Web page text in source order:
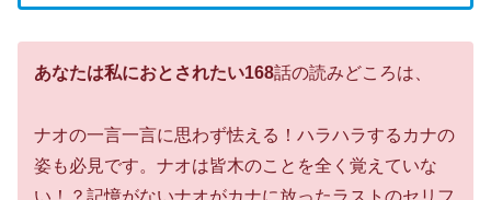
あなたは私におとされたい168話の読みどころは、
ナオの一言一言に思わず怯える！ハラハラするカナの
姿も必見です。ナオは皆木のことを全く覚えていな
い！？記憶がないナオがカナに放ったラストのセリフ